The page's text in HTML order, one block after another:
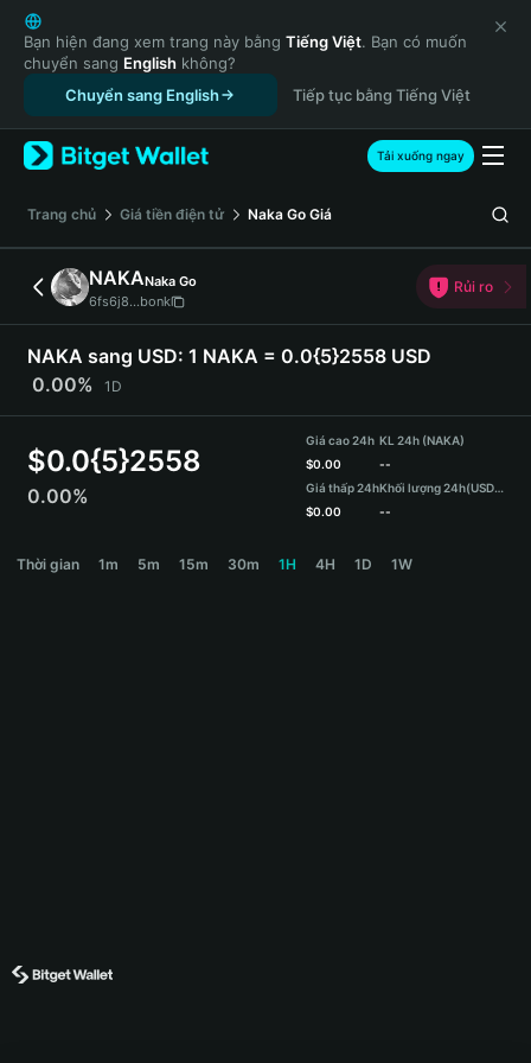
English
日本語
Tiếng Việt
Русский
Español (Latinoamérica)
Türkçe
Français
Deutsch
简体中文
繁體中文
Português (Portugal)
Bahasa Indonesia
ภาษาไทย
हिन्दी
Español
Português (Brasil)
Bạn hiện đang xem trang này bằng Tiếng Việt. Bạn có muốn
chuyển sang English không?
Chuyển sang English
Tiếp tục bằng Tiếng Việt
Tải xuống ngay
‌Trang chủ Giá tiền điện tử Naka Go Giá
NAKANaka Go
6fs6j8...bonk
Rủi ro
NAKA sang USD: 1 NAKA = 0.0{5}2558 USD
0.00%
1D
$0.0{5}2558
0.00%
Giá cao 24h
$0.00
Giá thấp 24h
$0.00
KL 24h (NAKA)
--
Khối lượng 24h(USDT)
--
Thời gian 1m 5m 15m 30m 1H 4H 1D 1W